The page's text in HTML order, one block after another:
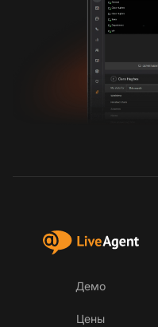
Демо
Цены